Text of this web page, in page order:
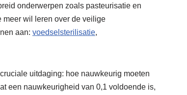
onderwerpen zoals pasteurisatie en
wil leren over de veilige
aan: voedselsterilisatie,
uitdaging: hoe nauwkeurig moeten
een nauwkeurigheid van 0,1 voldoende is,